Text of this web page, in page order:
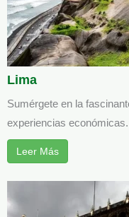
Lima
Sumérgete en la
experiencias
Leer Más